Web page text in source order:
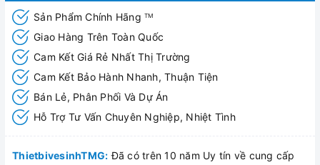
Sản Phẩm Chính Hãng TM
Giao Hàng Trên Toàn Quốc
Cam Kết Giá Rẻ Nhất Thị Trường
Cam Kết Bảo Hành Nhanh, Thuận Tiện
Bán Lẻ, Phân Phối Và Dự Án
Hỗ Trợ Tư Vấn Chuyên Nghiệp, Nhiệt Tình
ThietbivesinhTMG: Đã có trên 10 năm Uy tín về cung cấp